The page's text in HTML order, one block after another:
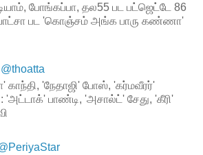
போங்கப்பா, தல55 பட பட்ஜெட்டே 86
பாட்சா பட 'கொஞ்சம் அங்க பாரு கண்ணா'
@thoatta
காந்தி, 'நேதாஜி' போஸ், 'கர்மவீரர்'
'அட்டாக்' பாண்டி, 'அசால்ட்' சேது, 'கீரி'
PeriyaStar